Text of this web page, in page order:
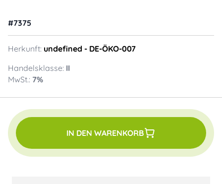
#7375
Herkunft: undefined - DE-ÖKO-007
Handelsklasse: II
MwSt.: 7%
IN DEN WARENKORB